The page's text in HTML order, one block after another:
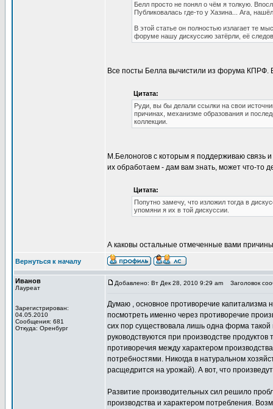
Белл просто не понял о чём я толкую.
Публиковалась где-то у Хазина... Ага,
В этой статье он полностью излагает те
форуме нашу дискуссию затёрли, её
Все посты Белла вычистили из форума КПРФ.
Цитата:
Руди, вы бы делали ссылки на свои
причинах, механизме образования и
коллекции.
М.Белоногов с которым я поддерживаю связь
их обработаем - дам вам знать, может что-то
Цитата:
Попутно замечу, что изложил тогда в
упомяни я их в той дискуссии.
А каковы остальные отмеченные вами
Вернуться к началу
Иванов
Лауреат
Зарегистрирован:
04.05.2010
Сообщения: 681
Откуда: Оренбург
Добавлено: Вт Дек 28, 2010 9:29 am Заголовок
Думаю , основное противоречие капитализма
посмотреть именно через противоречие
сих пор существовала лишь одна форма такой
руководствуются при производстве
противоречия между характером
потребностями. Никогда в натуральном
расщедрится на урожай). А вот, что
Развитие производительных сил решило
производства и характером потребления.